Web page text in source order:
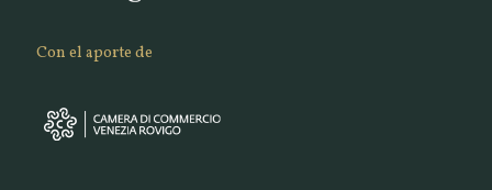
Con el aporte de